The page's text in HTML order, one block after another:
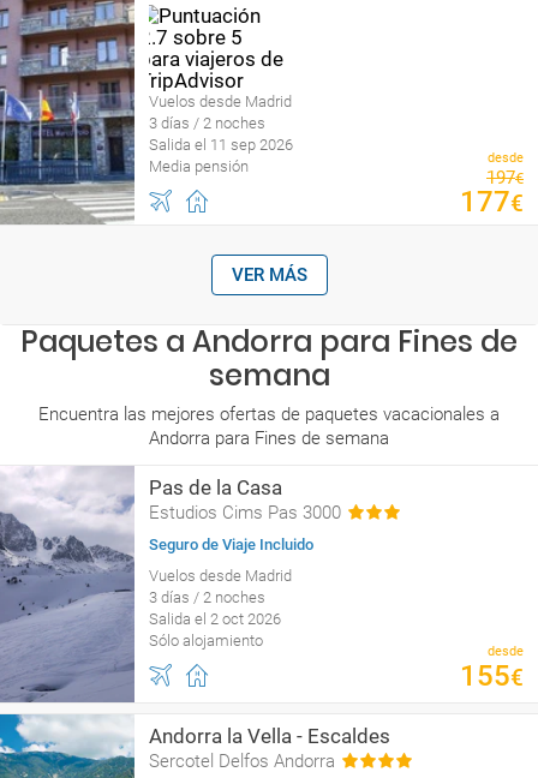
Vuelos desde Madrid
3 días / 2 noches
Salida el 11 sep 2026
Media pensión
desde
197€
177€
VER MÁS
Paquetes a Andorra para Fines de
semana
Encuentra las mejores ofertas de paquetes vacacionales a
Andorra para Fines de semana
Pas de la Casa
Estudios Cims Pas 3000
Seguro de Viaje Incluido
Vuelos desde Madrid
3 días / 2 noches
Salida el 2 oct 2026
Sólo alojamiento
desde
155€
Andorra la Vella - Escaldes
Sercotel Delfos Andorra